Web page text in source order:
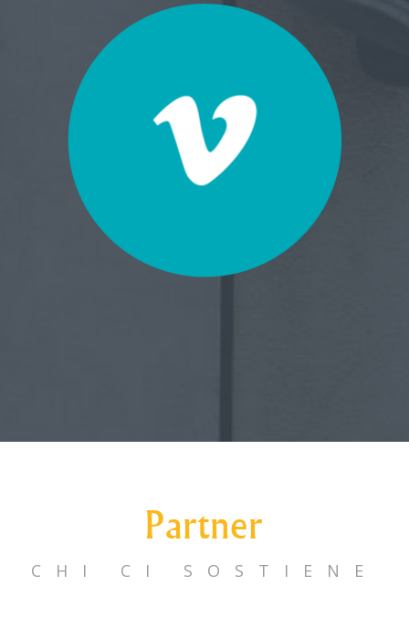
Partner
CHI CI SOSTIENE